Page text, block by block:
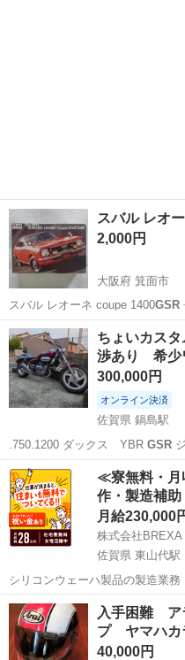
スバル レオ
2,000円
大阪府 箕面市
スバル レオーネ coupe 1400GSR
説、…
大阪 箕面市 模型、プラ
ちょいカス
渉あり 希少
300,000円
オンライン決済
佐賀県 鍋島駅
.750.1200 ダックス YBR GSR
佐賀 佐賀市 鍋島駅 ホ
≪寮無料・月
作・製造補助
月給230,000
株式会社BREXA
佐賀県 東山代駅
シリコンウェーハ製品の製造業務
やカップルとの応募OK◎年間休
実♪業務はクリーンルームで快
300円～の格安食堂あり！《佐...
佐賀 伊万里市 東山代駅
入手困難
プ ヤマハカ
40,000円